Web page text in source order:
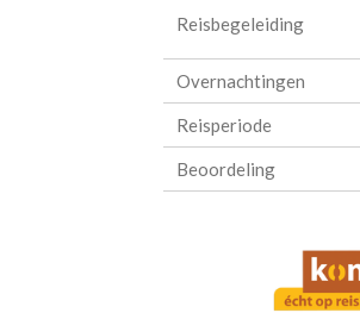
Reisbegeleiding
Overnachtingen
Reisperiode
Beoordeling